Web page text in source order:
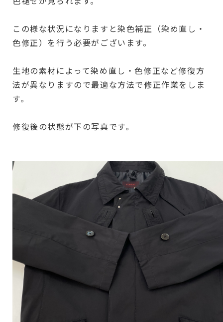
この様な状況になりますと染色補正（染め直し・
色修正）を行う必要がございます。
生地の素材によって染め直し・色修正など修復方
法が異なりますので最適な方法で修正作業をしま
す。
修復後の状態が下の写真です。